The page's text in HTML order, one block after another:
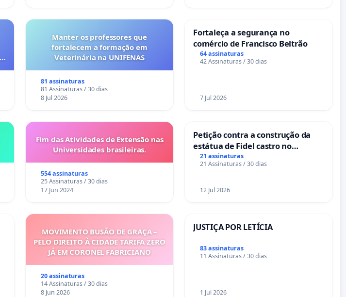
Manter os professores que
fortalecem a formação em
Veterinária na UNIFENAS
81 assinaturas
81 Assinaturas / 30 dias
8 Jul 2026
Fortaleça a segurança no
comércio de Francisco Beltrão
64 assinaturas
42 Assinaturas / 30 dias
7 Jul 2026
Fim das Atividades de Extensão nas
Universidades brasileiras.
554 assinaturas
25 Assinaturas / 30 dias
17 Jun 2024
Petição contra a construção da
estátua de Fidel castro no
mirante do Caju
21 assinaturas
21 Assinaturas / 30 dias
12 Jul 2026
MOVIMENTO BUSÃO DE GRAÇA –
PELO DIREITO À CIDADE TARIFA ZERO
JÁ EM CORONEL FABRICIANO
20 assinaturas
14 Assinaturas / 30 dias
8 Jun 2026
JUSTIÇA POR LETÍCIA
83 assinaturas
11 Assinaturas / 30 dias
1 Jul 2026